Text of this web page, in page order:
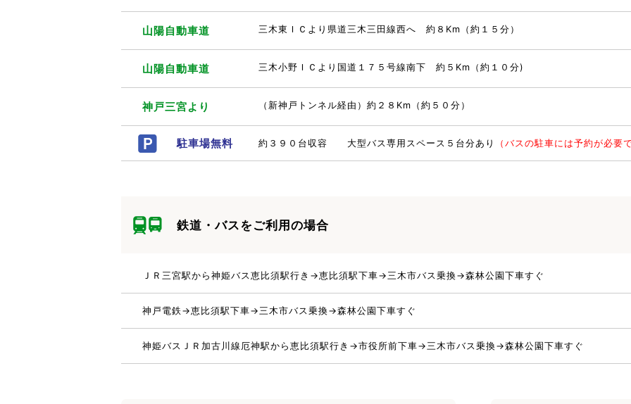
山陽自動車道 三木東ＩＣより県道三木三田線西へ 約８Km（約１５分）
山陽自動車道 三木小野ＩＣより国道１７５号線南下 約５Km（約１０分)
神戸三宮より （新神戸トンネル経由）約２８Km（約５０分）
駐車場無料 約３９０台収容 大型バス専用スペース５台分あり （バスの駐車には予約が必要
鉄道・バスをご利用の場合
ＪＲ三宮駅から神姫バス恵比須駅行き→恵比須駅下車→三木市バス乗換→森林公園下車すぐ
神戸電鉄→恵比須駅下車→三木市バス乗換→森林公園下車すぐ
神姫バスＪＲ加古川線厄神駅から恵比須駅行き→市役所前下車→三木市バス乗換→森林公園下車すぐ